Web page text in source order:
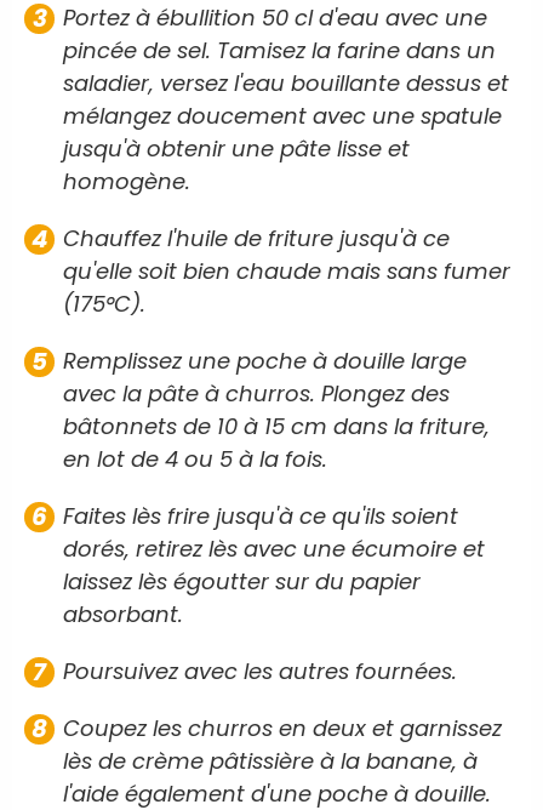
Portez à ébullition 50 cl d'eau avec une
pincée de sel. Tamisez la farine dans un
saladier, versez l'eau bouillante dessus et
mélangez doucement avec une spatule
jusqu'à obtenir une pâte lisse et
homogène.
Chauffez l'huile de friture jusqu'à ce
qu'elle soit bien chaude mais sans fumer
(175°C).
Remplissez une poche à douille large
avec la pâte à churros. Plongez des
bâtonnets de 10 à 15 cm dans la friture,
en lot de 4 ou 5 à la fois.
Faites lès frire jusqu'à ce qu'ils soient
dorés, retirez lès avec une écumoire et
laissez lès égoutter sur du papier
absorbant.
Poursuivez avec les autres fournées.
Coupez les churros en deux et garnissez
lès de crème pâtissière à la banane, à
l'aide également d'une poche à douille.